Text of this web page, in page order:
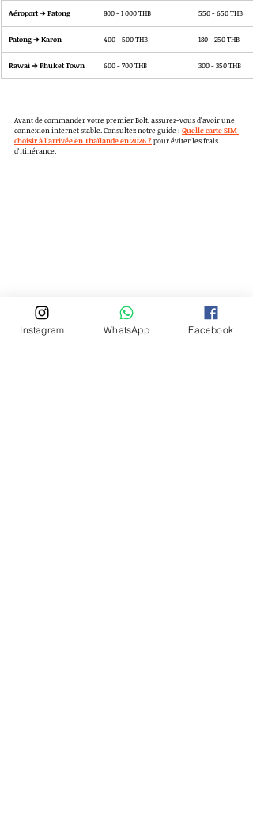
Aéroport ➔ Patong 800 - 1 000 THB 550 - 650 THB
Patong ➔ Karon 400 - 500 THB 180 - 250 THB
Rawai ➔ Phuket Town 600 - 700 THB 300 - 350 THB
Avant de commander votre premier Bolt, assurez-vous d'avoir une
connexion internet stable. Consultez notre guide : Quelle carte SIM
choisir à l'arrivée en Thaïlande en 2026 ? pour éviter les frais
d'itinérance.
Instagram WhatsApp Facebook